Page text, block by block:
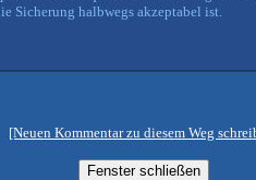
Sicherung halbwegs akzeptabel ist.
[Neuen Kommentar zu diesem Weg